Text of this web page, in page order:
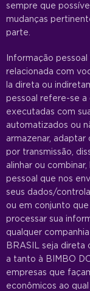
sempre que
mudanças
parte.
Informação
relacionada com
la direta ou
pessoal refere-se a
executadas com
automatizados ou
armazenar, adaptar
por transmissão,
alinhar ou
pessoal que nos
seus dados/
ou em conjunto
processar sua
qualquer
BRASIL seja
a tanto à BIMBO
empresas que
econômicos ao